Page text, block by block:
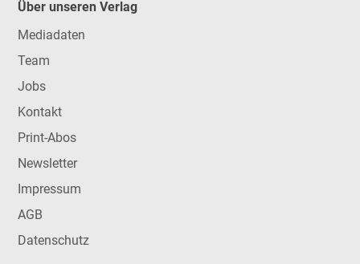
Über unseren Verlag
Mediadaten
Team
Jobs
Kontakt
Print-Abos
Newsletter
Impressum
AGB
Datenschutz